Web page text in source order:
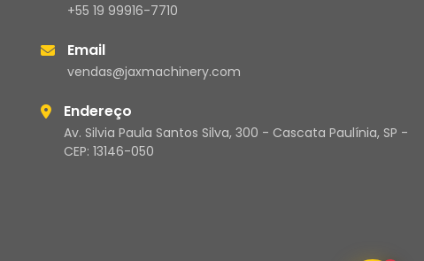
+55 19 99916-7710
Email
vendas@jaxmachinery.com
Endereço
Av. Silvia Paula Santos Silva, 300 - Cascata Paulínia, SP -
CEP: 13146-050